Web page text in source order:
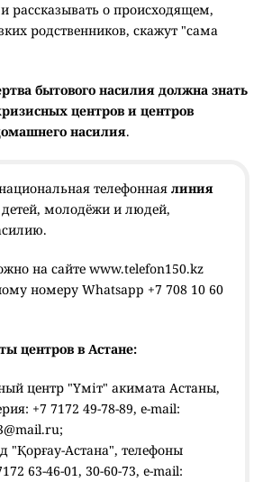
рассказывать о происходящем,
родственников, скажут "сама
бытового насилия должна знать
центров и центров
насилия.
телефонная линия
молодёжи и людей,
на сайте www.telefon150.kz
номеру Whatsapp +7 708 10 60
центров в Астане:
центр "Үміт" акимата Астаны,
+7 7172 49-78-89, e-mail:
"Қорғау-Астана", телефоны
63-46-01, 30-60-73, e-mail: